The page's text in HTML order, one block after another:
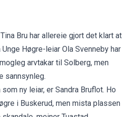
Bru har allereie gjort det klart at
Høgre-leiar Ola Svenneby har
arvtakar til Solberg, men
sannsynleg.
ny leiar, er Sandra Bruflot. Ho
i Buskerud, men mista plassen